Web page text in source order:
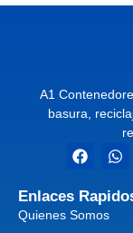
A1
basura,
Enlaces
Quienes Somos